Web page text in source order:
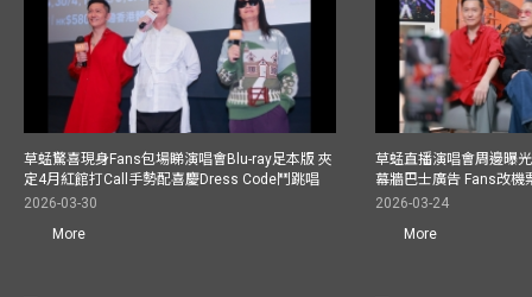
草蜢驚喜現身Fans包場睇演唱會Blu-ray足本版 夾
定4月紅館打Call手勢配喜慶Dress Code鬥跳唱
2026-03-30
More
草蜢直播演唱會周邊曝
幕牆巴士廣告 Fans改機
2026-03-24
More